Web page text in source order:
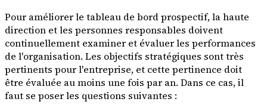
Pour améliorer le tableau de bord prospectif, la haute
direction et les personnes responsables doivent
continuellement examiner et évaluer les performances
de l'organisation. Les objectifs stratégiques sont très
pertinents pour l'entreprise, et cette pertinence doit
être évaluée au moins une fois par an. Dans ce cas, il
faut se poser les questions suivantes :